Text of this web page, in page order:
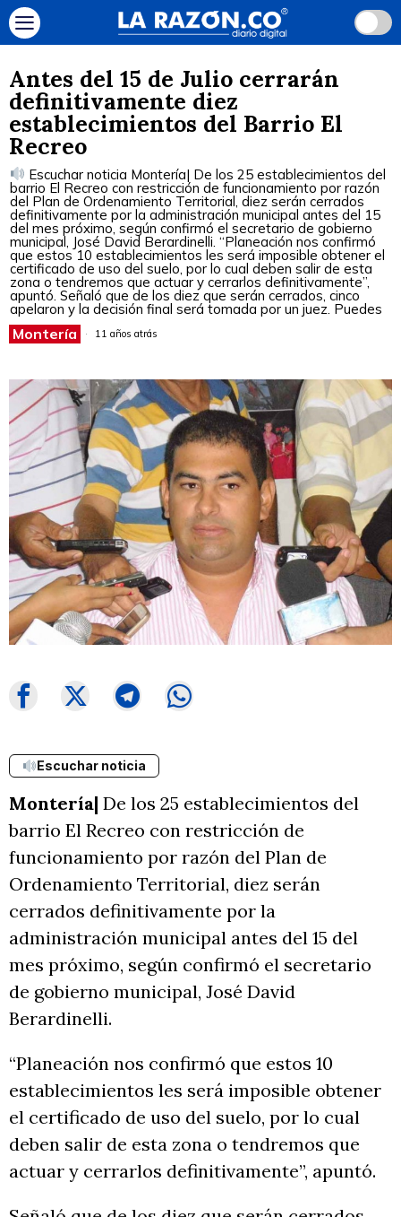
Antes del 15 de Julio cerrarán
definitivamente diez
establecimientos del Barrio El
Recreo
Escuchar noticia Montería| De los 25 establecimientos del
barrio El Recreo con restricción de funcionamiento por razón
del Plan de Ordenamiento Territorial, diez serán cerrados
definitivamente por la administración municipal antes del 15
del mes próximo, según confirmó el secretario de gobierno
municipal, José David Berardinelli. “Planeación nos confirmó
que estos 10 establecimientos les será imposible obtener el
certificado de uso del suelo, por lo cual deben salir de esta
zona o tendremos que actuar y cerrarlos definitivamente”,
apuntó. Señaló que de los diez que serán cerrados, cinco
apelaron y la decisión final será tomada por un juez. Puedes
Montería 11 años atrás
Escuchar noticia
Montería| De los 25 establecimientos del
barrio El Recreo con restricción de
funcionamiento por razón del Plan de
Ordenamiento Territorial, diez serán
cerrados definitivamente por la
administración municipal antes del 15 del
mes próximo, según confirmó el secretario
de gobierno municipal, José David
Berardinelli.
“Planeación nos confirmó que estos 10
establecimientos les será imposible obtener
el certificado de uso del suelo, por lo cual
deben salir de esta zona o tendremos que
actuar y cerrarlos definitivamente”, apuntó.